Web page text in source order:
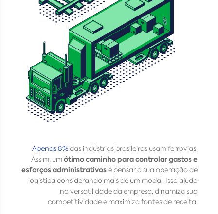
Apenas 8%das indústrias brasileiras usam ferrovias.
Assim, umótimo caminho para controlar gastos e
esforços administrativosé pensar a sua operação de
logística considerando mais de um modal. Isso ajuda
na versatilidade da empresa, dinamiza sua
competitividade e maximiza fontes de receita.